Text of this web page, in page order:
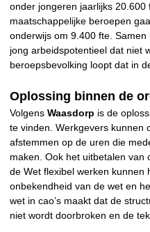
onder jongeren jaarlijks 20.600
maatschappelijke beroepen
onderwijs om 9.400 fte.
jong arbeidspotentieel dat niet
beroepsbevolking loopt dat in
Oplossing binnen de
Volgens Waasdorp is de
te vinden. Werkgevers kunnen
afstemmen op de uren die
maken. Ook het uitbetalen
de Wet flexibel werken kunnen
onbekendheid van de wet en
wet in cao’s maakt dat de
niet wordt doorbroken en de